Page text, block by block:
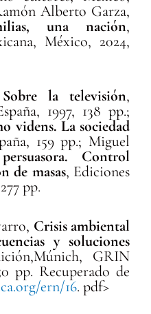
Alberto Garza,
una nación,
México, 2024,
Sobre la televisión,
1997, 138 pp.;
videns. La sociedad
159 pp.; Miguel
Control
de masas, Ediciones
pp.
Crisis ambiental
y soluciones
GRIN
pp. Recuperado de
ern/16. pdf>